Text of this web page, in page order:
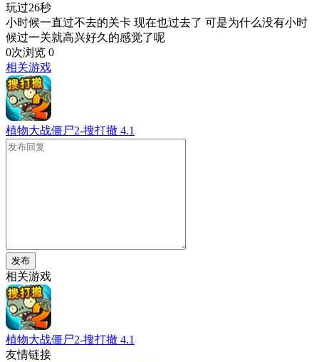
玩过26秒
小时候一直过不去的关卡 现在也过去了 可是为什么没有小时
候过一关就高兴好久的感觉了呢
0次浏览 0
相关游戏
植物大战僵尸2-搜打撤 4.1
发布
相关游戏
植物大战僵尸2-搜打撤 4.1
友情链接